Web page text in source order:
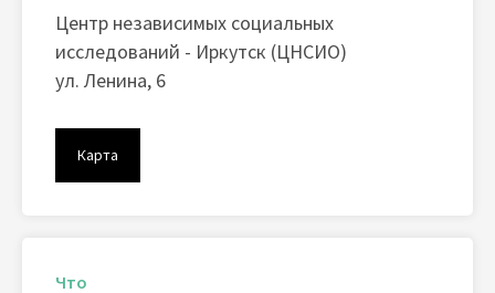
Центр независимых социальных
исследований - Иркутск (ЦНСИО)
ул. Ленина, 6
Карта
Что